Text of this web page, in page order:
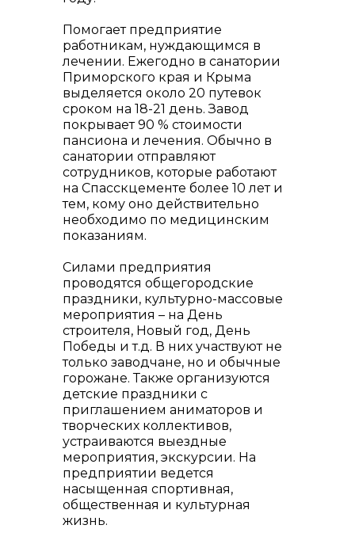
Помогает предприятие
работникам, нуждающимся в
лечении. Ежегодно в санатории
Приморского края и Крыма
выделяется около 20 путевок
сроком на 18-21 день. Завод
покрывает 90 % стоимости
пансиона и лечения. Обычно в
санатории отправляют
сотрудников, которые работают
на Спасскцементе более 10 лет и
тем, кому оно действительно
необходимо по медицинским
показаниям.
Силами предприятия
проводятся общегородские
праздники, культурно-массовые
мероприятия – на День
строителя, Новый год, День
Победы и т.д. В них участвуют не
только заводчане, но и обычные
горожане. Также организуются
детские праздники с
приглашением аниматоров и
творческих коллективов,
устраиваются выездные
мероприятия, экскурсии. На
предприятии ведется
насыщенная спортивная,
общественная и культурная
жизнь.